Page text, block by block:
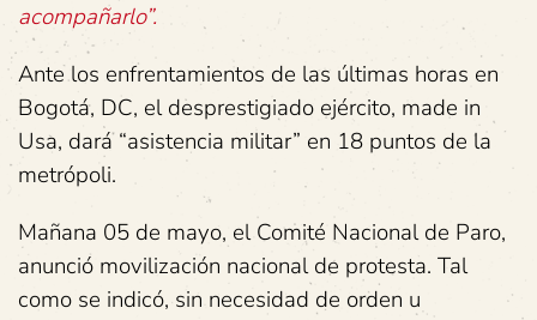
acompañarlo”.
Ante los enfrentamientos de las últimas horas en
Bogotá, DC, el desprestigiado ejército, made in
Usa, dará “asistencia militar” en 18 puntos de la
metrópoli.
Mañana 05 de mayo, el Comité Nacional de Paro,
anunció movilización nacional de protesta. Tal
como se indicó, sin necesidad de orden u